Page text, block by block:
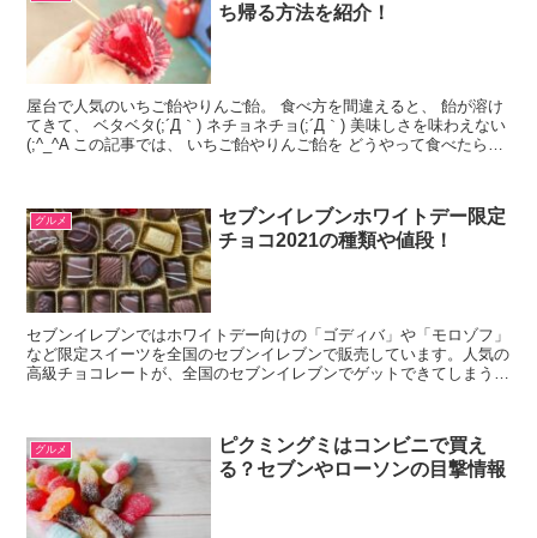
ち帰る方法を紹介！
屋台で人気のいちご飴やりんご飴。 食べ方を間違えると、 飴が溶け
てきて、 ベタベタ(;´Д｀) ネチョネチョ(;´Д｀) 美味しさを味わえない
(;^_^A この記事では、 いちご飴やりんご飴を どうやって食べたらい
グルメ
セブンイレブンホワイトデー限定
チョコ2021の種類や値段！
セブンイレブンではホワイトデー向けの「ゴディバ」や「モロゾフ」
など限定スイーツを全国のセブンイレブンで販売しています。人気の
高級チョコレートが、全国のセブンイレブンでゲットできてしまうの
グルメ
ピクミングミはコンビニで買え
る？セブンやローソンの目撃情報